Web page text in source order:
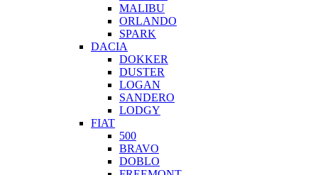
MALIBU
ORLANDO
SPARK
DACIA
DOKKER
DUSTER
LOGAN
SANDERO
LODGY
FIAT
500
BRAVO
DOBLO